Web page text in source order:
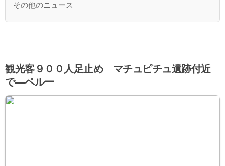
その他のニュース
観光客９００人足止め マチュピチュ遺跡付近
で―ペルー